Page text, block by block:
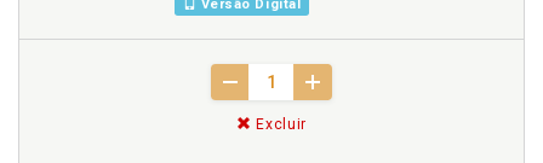
Versão Digital
Excluir